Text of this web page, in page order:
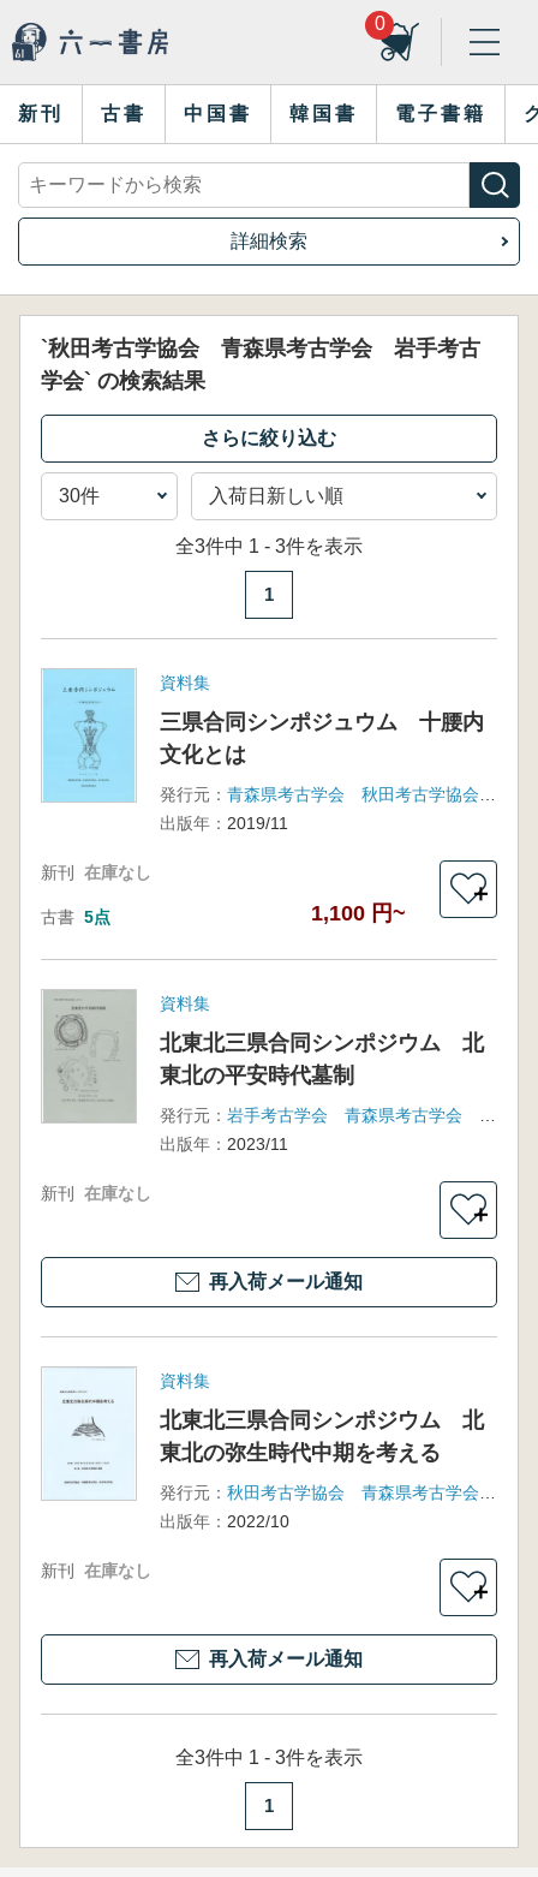
0
新刊 古書 中国書 韓国書 電子書籍
詳細検索
`秋田考古学協会 青森県考古学会 岩手考古
学会` の検索結果
全3件中 1 - 3件を表示
1
資料集
三県合同シンポジュウム 十腰内
文化とは
発行元：
青森県考古学会 秋田考古学協会 岩手考古学会
出版年： 2019/11
新刊 在庫なし
古書 5点 1,100 円~
＋
資料集
北東北三県合同シンポジウム 北
東北の平安時代墓制
発行元：
出版年： 2023/11
新刊 在庫なし
＋
再入荷メール通知
資料集
北東北三県合同シンポジウム 北
東北の弥生時代中期を考える
発行元：
秋田考古学協会 青森県考古学会 岩手考古学会
出版年： 2022/10
新刊 在庫なし
＋
再入荷メール通知
全3件中 1 - 3件を表示
1